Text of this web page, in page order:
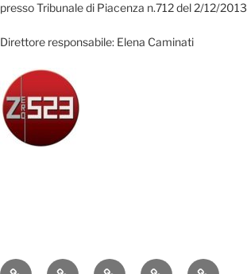
presso Tribunale di Piacenza n.712 del 2/12/2013
Direttore responsabile: Elena Caminati
AttualitàCronacaPolitica EconomiaCultura